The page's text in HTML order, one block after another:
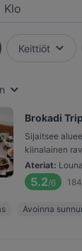
Klo
Keittiöt
Brokadi
Sijaitsee
kiinalainen
Ateriat:
5.2/6 184
Avoinna